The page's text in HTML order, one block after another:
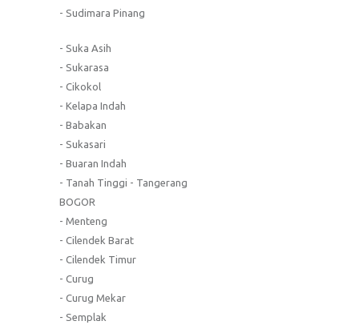
- Sudimara Pinang
- Suka Asih
- Sukarasa
- Cikokol
- Kelapa Indah
- Babakan
- Sukasari
- Buaran Indah
- Tanah Tinggi - Tangerang
BOGOR
- Menteng
- Cilendek Barat
- Cilendek Timur
- Curug
- Curug Mekar
- Semplak